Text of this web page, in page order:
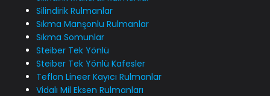
Silindirik Rulmanlar
Sıkma Manşonlu Rulmanlar
Sıkma Somunlar
Steiber Tek Yönlü
Steiber Tek Yönlü Kafesler
Teflon Lineer Kayıcı Rulmanlar
Vidalı Mil Eksen Rulmanları